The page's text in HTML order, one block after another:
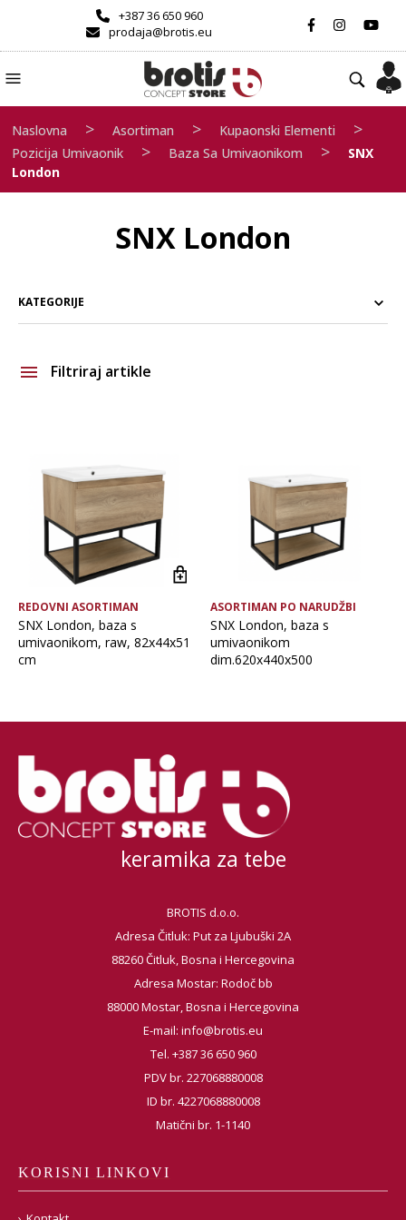
+387 36 650 960
prodaja@brotis.eu
Naslovna > Asortiman > Kupaonski Elementi >
Pozicija Umivaonik > Baza Sa Umivaonikom >
SNX
London
SNX London
KATEGORIJE
Filtriraj artikle
Vrsta asortimana
REDOVNI ASORTIMAN
SNX London, baza s
umivaonikom, raw, 82x44x51
cm
ASORTIMAN PO NARUDŽBI
SNX London, baza s
umivaonikom
dim.620x440x500
keramika za tebe
BROTIS d.o.o.
Adresa Čitluk: Put za Ljubuški 2A
88260 Čitluk, Bosna i Hercegovina
Adresa Mostar: Rodoč bb
88000 Mostar, Bosna i Hercegovina
E-mail: info@brotis.eu
Tel. +387 36 650 960
PDV br. 227068880008
ID br. 4227068880008
Matični br. 1-1140
KORISNI LINKOVI